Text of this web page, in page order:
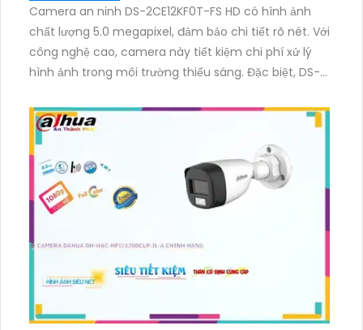
Camera an ninh DS-2CE12KF0T-FS HD có hình ảnh
chất lượng 5.0 megapixel, đảm bảo chi tiết rõ nét. Với
công nghệ cao, camera này tiết kiệm chi phí xử lý
hình ảnh trong môi trường thiếu sáng. Đặc biệt, DS-
với chế độ màu ban đêm. Với chip xử lý hình ảnh
CMOS tiên tiến, camera này thu được hình ảnh màu
sắc đẹp hơn. Ngoài ra, DS-2CE12KF0T-FS còn hỗ trợ
công nghệ AHD, CVI, TVI, BCS, giảm thiểu rủi ro sự cố
trong quá trình sử dụng.